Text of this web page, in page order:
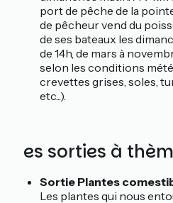
port de pêche de la
de pêcheur vend du
de ses bateaux les
de 14h, de mars à
selon les conditions
crevettes grises, soles,
etc...).
Des sorties à
Sortie Plantes
Les plantes qui nous